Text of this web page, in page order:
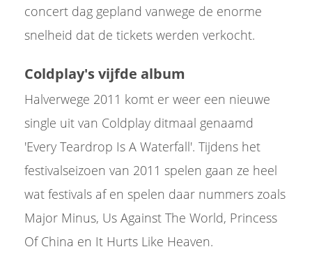
concert dag gepland vanwege de enorme
snelheid dat de tickets werden verkocht.
Coldplay's vijfde album
Halverwege 2011 komt er weer een nieuwe
single uit van Coldplay ditmaal genaamd
'Every Teardrop Is A Waterfall'. Tijdens het
festivalseizoen van 2011 spelen gaan ze heel
wat festivals af en spelen daar nummers zoals
Major Minus, Us Against The World, Princess
Of China en It Hurts Like Heaven.